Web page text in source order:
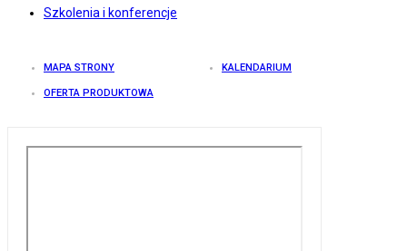
Szkolenia i konferencje
MAPA STRONY KALENDARIUM
OFERTA PRODUKTOWA